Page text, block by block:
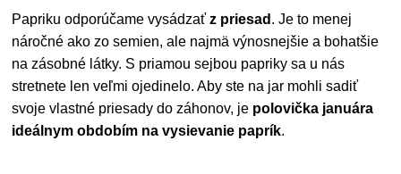
Papriku odporúčame vysádzaťz priesad . Je to menej
náročné ako zo semien, ale najmä výnosnejšie a bohatšie
na zásobné látky. S priamou sejbou papriky sa u nás
stretnete len veľmi ojedinelo. Aby ste na jar mohli sadiť
svoje vlastné priesady do záhonov, je polovička januára
ideálnym obdobím na vysievanie paprík.